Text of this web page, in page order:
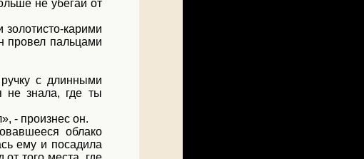
не убегай от
карими
провел пальцами
с длинными
не знала, где ты
- произнес он.
облако
ему и посадила